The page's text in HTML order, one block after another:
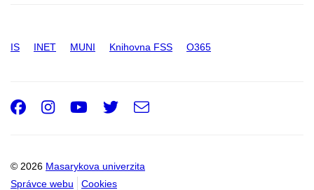
IS INET MUNI Knihovna FSS O365
© 2026 Masarykova univerzita
Správce webu
Cookies
Facebook
Instagram
Youtube
Twitter
e-